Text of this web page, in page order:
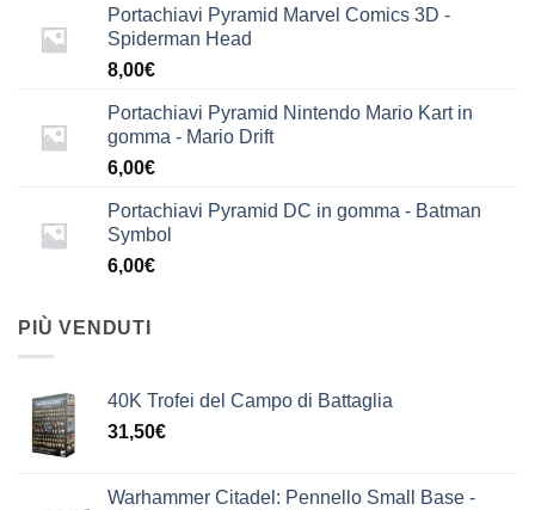
Portachiavi Pyramid Marvel Comics 3D -
Spiderman Head
8,00€
Portachiavi Pyramid Nintendo Mario Kart in
gomma - Mario Drift
6,00€
Portachiavi Pyramid DC in gomma - Batman
Symbol
6,00€
PIÙ VENDUTI
40K Trofei del Campo di Battaglia
31,50€
Warhammer Citadel: Pennello Small Base -